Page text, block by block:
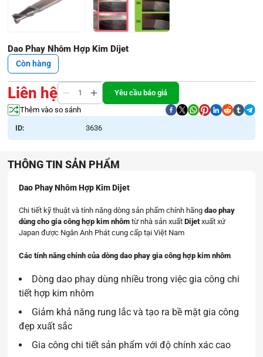
Dao Phay Nhôm Hợp Kim Dijet
Còn hàng
Liên hệ
Yêu cầu báo giá
Thêm vào so sánh
ID: 3636
THÔNG TIN SẢN PHẨM
Dao Phay Nhôm Hợp Kim Dijet
Chi tiết kỹ thuật và tính năng dòng sản phẩm chính hãng dao phay
dùng cho gia công hợp kim nhômtừ nhà sản xuất Dijetxuất xứ
Japan được Ngân Anh Phát cung cấp tại Việt Nam
Các tính năng chính của dòng dao phay gia công hợp kim nhôm
Dòng dao phay dùng nhiều trong việc gia công chi
tiết hợp kim nhôm
Giảm khả năng rung lắc và tạo ra bề mặt gia công
đẹp xuất sắc
Gia công chi tiết sản phẩm với độ chính xác cao